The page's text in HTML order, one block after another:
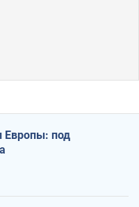
Европы: под